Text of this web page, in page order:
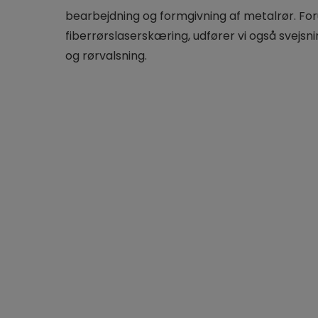
bearbejdning og formgivning af metalrør.
fiberrørslaserskæring, udfører vi også
og rørvalsning.